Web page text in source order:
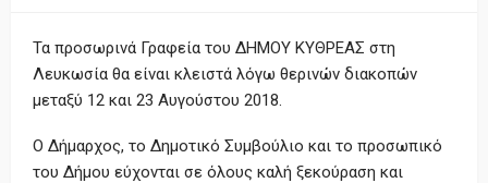
Τα προσωρινά Γραφεία του ΔΗΜΟΥ ΚΥΘΡΕΑΣ στη
Λευκωσία θα είναι κλειστά λόγω θερινών διακοπών
μεταξύ 12 και 23 Αυγούστου 2018.
Ο Δήμαρχος, το Δημοτικό Συμβούλιο και το προσωπικό
του Δήμου εύχονται σε όλους καλή ξεκούραση και